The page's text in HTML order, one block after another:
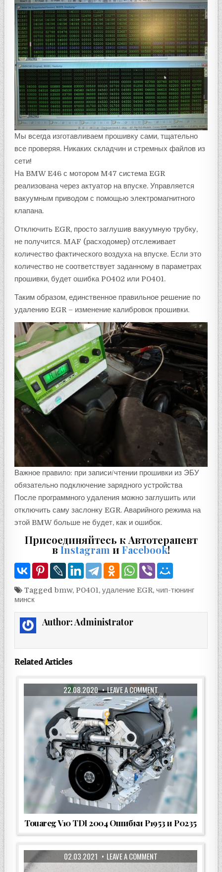
Мы всегда изготавливаем прошивку сами, тщательно
все проверяя. Никаких складчин и стремных файлов из
сети!
На BMW E46 с мотором M47 система EGR
реализована через актуатор на впуске. Управляется
вакуумным приводом с помощью электромагнитного
клапана.
Отключить EGR, просто заглушив вакуумную трубку,
не получится. MAF (расходомер) отслеживает
количество фактического воздуха на впуске. Если это
количество не соответствует заданному в параметрах
прошивки, будет ошибка P0402 или P0401.
Таким образом, единственное правильное решение по
удалению EGR – изменение калибровок прошивки.
Важное правило: при записи/чтении прошивки из ЭБУ
обязательно подключение зарядного устройства
После программного удаления можно заглушить или
отключить саму заслонку EGR. Аварийного режима на
этой BMW больше не будет, как и ошибок.
Присоединяйтесь к Автотерапевт
в Instagram иFacebook!
Taggedbmw,P0401,удаление EGR, чип-тюнинг
минск
Author:Administrator
Related Articles
22.08.2020 LEAVE A COMMENT
Touareg V10 TDI 2004 Ошибки P1953 и P0235
02.03.2021 LEAVE A COMMENT